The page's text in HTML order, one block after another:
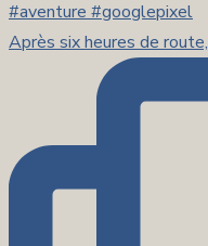
Après six heures de